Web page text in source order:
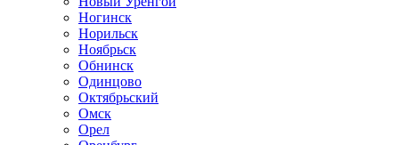
Ногинск
Норильск
Ноябрьск
Обнинск
Одинцово
Октябрьский
Омск
Орел